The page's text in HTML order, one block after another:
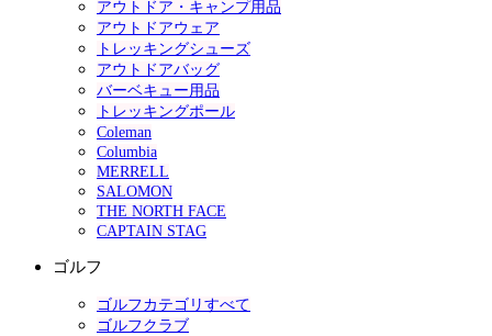
アウトドア・キャンプ用品
アウトドアウェア
トレッキングシューズ
アウトドアバッグ
バーベキュー用品
トレッキングポール
Coleman
Columbia
MERRELL
SALOMON
THE NORTH FACE
CAPTAIN STAG
ゴルフ
ゴルフカテゴリすべて
ゴルフクラブ